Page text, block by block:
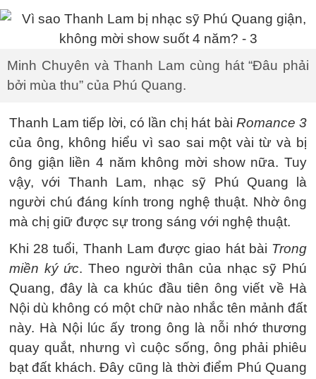
Minh Chuyên và Thanh Lam cùng hát “Đâu phải
bởi mùa thu” của Phú Quang.
Thanh Lam tiếp lời, có lần chị hát bài Romance 3
của ông, không hiểu vì sao sai một vài từ và bị
ông giận liền 4 năm không mời show nữa. Tuy
vậy, với Thanh Lam, nhạc sỹ Phú Quang là
người chú đáng kính trong nghệ thuật. Nhờ ông
mà chị giữ được sự trong sáng với nghệ thuật.
Khi 28 tuổi, Thanh Lam được giao hát bài Trong
miền ký ức. Theo người thân của nhạc sỹ Phú
Quang, đây là ca khúc đầu tiên ông viết về Hà
Nội dù không có một chữ nào nhắc tên mảnh đất
này. Hà Nội lúc ấy trong ông là nỗi nhớ thương
quay quắt, nhưng vì cuộc sống, ông phải phiêu
bạt đất khách. Đây cũng là thời điểm Phú Quang